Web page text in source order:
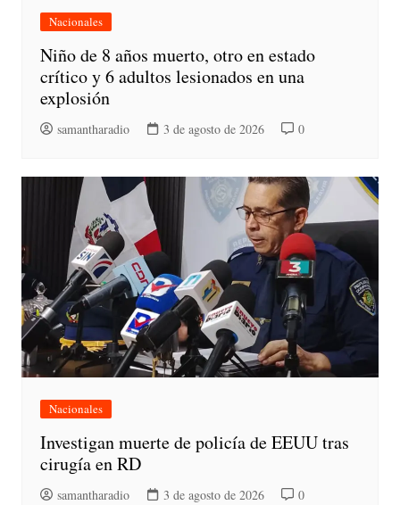
Nacionales
Niño de 8 años muerto, otro en estado
crítico y 6 adultos lesionados en una
explosión
samantharadio 3 de agosto de 2026 0
Nacionales
Investigan muerte de policía de EEUU tras
cirugía en RD
samantharadio 3 de agosto de 2026 0